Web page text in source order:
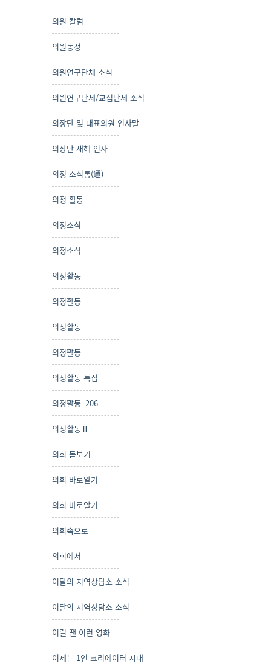
의원 칼럼
의원동정
의원연구단체 소식
의원연구단체/교섭단체 소식
의장단 및 대표의원 인사말
의장단 새해 인사
의정 소식통(通)
의정 활동
의정소식
의정소식
의정활동
의정활동
의정활동
의정활동
의정활동 특집
의정활동_206
의정활동Ⅱ
의회 돋보기
의회 바로알기
의회 바로알기
의회속으로
의회에서
이달의 지역상담소 소식
이달의 지역상담소 소식
이럴 땐 이런 영화
이제는 1인 크리에이터 시대